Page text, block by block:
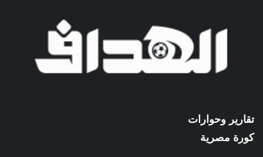
تقارير وحوارات
كورة مصرية